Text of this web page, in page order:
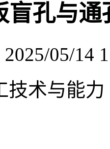
盲孔与
2025/05/14
技术与能力